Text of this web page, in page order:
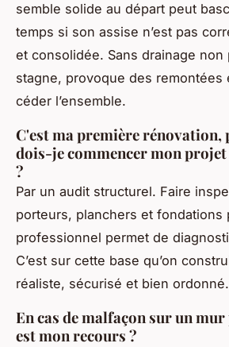
semble solide au départ peut
temps si son assise n’est pas
et consolidée. Sans drainage non
stagne, provoque des remontées
céder l’ensemble.
C'est ma première rénovation,
dois-je commencer mon
?
Par un audit structurel. Faire
porteurs, planchers et fondations
professionnel permet de
C’est sur cette base qu’on
réaliste, sécurisé et bien ordonné.
En cas de malfaçon sur un
est mon recours ?